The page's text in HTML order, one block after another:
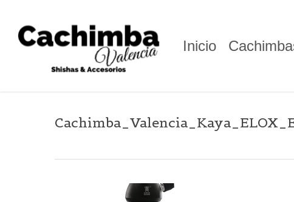
main
Inicio